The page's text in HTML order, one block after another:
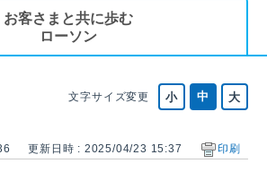
お客さまと共に歩む
ローソン
文字サイズ変更
更新日時 : 2025/04/23 15:37 印刷